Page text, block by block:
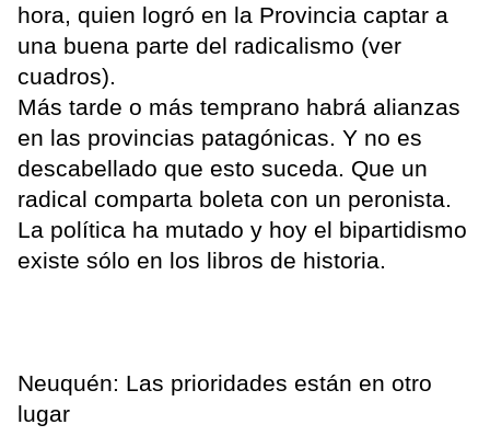
hora, quien logró en la Provincia captar a
una buena parte del radicalismo (ver
cuadros).
Más tarde o más temprano habrá alianzas
en las provincias patagónicas. Y no es
descabellado que esto suceda. Que un
radical comparta boleta con un peronista.
La política ha mutado y hoy el bipartidismo
existe sólo en los libros de historia.
Neuquén: Las prioridades están en otro
lugar